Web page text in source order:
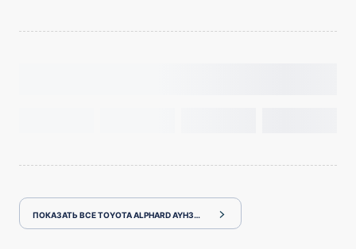
ПОКАЗАТЬ ВСЕ TOYOTA ALPHARD AYH30W